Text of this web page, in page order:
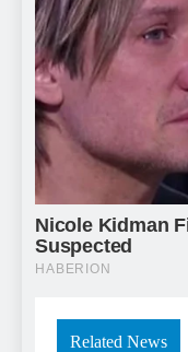
Related News